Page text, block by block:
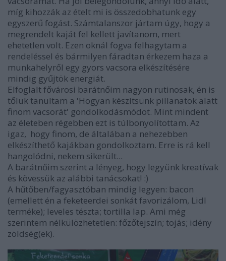
míg kihozzák az ételt mi is összedobhatunk egy
egyszerű fogást. Számtalanszor jártam úgy, hogy a
megrendelt kaját fel kellett javítanom, mert
ehetetlen volt. Ezen oknál fogva felhagytam a
rendeléssel és bármilyen fáradtan érkezem haza a
munkahelyről egy gyors vacsora elkészítésére
mindig gyűjtök energiát.
Elfoglalt fővárosi barátnőim nagyon rutinosak, én is
tőluk tanultam a 'Hogyan készítsünk pillanatok alatt
finom vacsorát' gondolkodásmódot. Mint mindent
az életeben régebben ezt is túlbonyolítottam. Az
igaz, hogy finom, de általában a nehezebben
elkészíthető kajákban gondolkoztam. Erre is rá kell
hangolódni, nekem sikerült...
A barátnőim szerint a lényeg, hogy legyünk kreatívak
és kövessük az alábbi tanácsokat! :)
A hűtőben/fagyasztóban mindig legyen: bacon
(emellett én a feketeerdei sonkát favorizálom, Lidl
terméke); leveles tészta; tortilla lap. Ami még
szerintem nélkülözhetetlen: főzőtejszín; tojás; idény
zöldség(ek).